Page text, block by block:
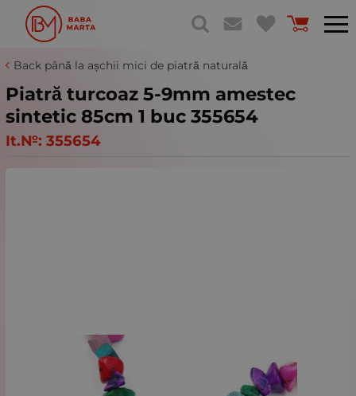
Back până la așchii mici de piatră naturală
Piatră turcoaz 5-9mm amestec
sintetic 85cm 1 buc 355654
It.№: 355654